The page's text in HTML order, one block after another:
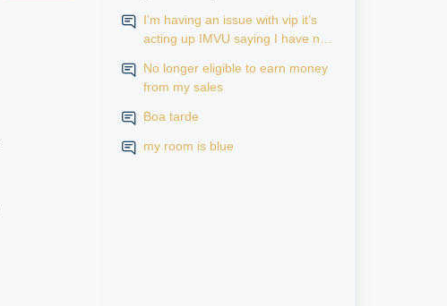
I’m having an issue with vip it’s
acting up IMVU saying I have no
my iPhone settings when I go to
look at purchase history on my
iPhone
No longer eligible to earn money
from my sales
Boa tarde
my room is blue